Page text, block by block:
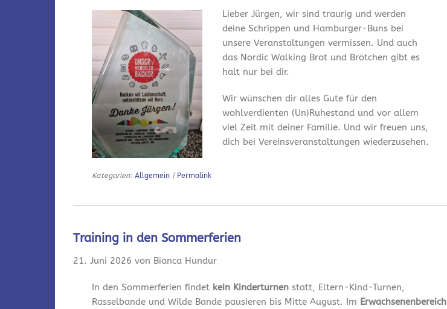
Lieber Jürgen, wir sind traurig und werden
deine Schrippen und Hamburger-Buns bei
unsere Veranstaltungen vermissen. Und auch
das Nordic Walking Brot und Brötchen gibt es
halt nur bei dir.
Wir wünschen dir alles Gute für den
wohlverdienten (Un)Ruhestand und vor allem
viel Zeit mit deiner Familie. Und wir freuen uns,
dich bei Vereinsveranstaltungen wiederzusehen.
Kategorien:Allgemein | Permalink
Training in den Sommerferien
21. Juni 2026 von Bianca Hundur
In den Sommerferien findet kein Kinderturnen statt, Eltern-Kind-Turnen,
Rasselbande und Wilde Bande pausieren bis Mitte August. Im Erwachsenenbereich